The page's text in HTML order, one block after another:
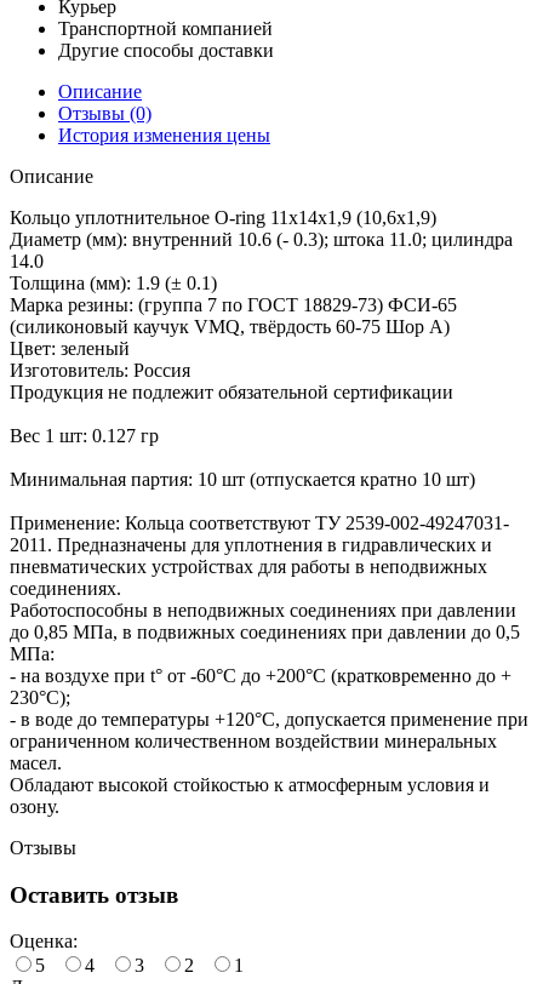
Курьер
Транспортной компанией
Другие способы доставки
Описание
Отзывы (0)
История изменения цены
Описание
Кольцо уплотнительное O-ring 11х14х1,9 (10,6х1,9)
Диаметр (мм): внутренний 10.6 (- 0.3); штока 11.0; цилиндра
14.0
Толщина (мм): 1.9 (± 0.1)
Марка резины: (группа 7 по ГОСТ 18829-73) ФСИ-65
(силиконовый каучук VMQ, твёрдость 60-75 Шор А)
Цвет: зеленый
Изготовитель: Россия
Продукция не подлежит обязательной сертификации
Вес 1 шт: 0.127 гр
Минимальная партия: 10 шт (отпускается кратно 10 шт)
Применение: Кольца соответствуют ТУ 2539-002-49247031-
2011. Предназначены для уплотнения в гидравлических и
пневматических устройствах для работы в неподвижных
соединениях.
Работоспособны в неподвижных соединениях при давлении
до 0,85 МПа, в подвижных соединениях при давлении до 0,5
МПа:
- на воздухе при t° от -60°С до +200°С (кратковременно до +
230°С);
- в воде до температуры +120°С, допускается применение при
ограниченном количественном воздействии минеральных
масел.
Обладают высокой стойкостью к атмосферным условия и
озону.
Отзывы
Оставить отзыв
Оценка:
5
4 3 2
1